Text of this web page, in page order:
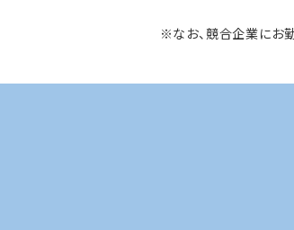
※なお、競合企業にお